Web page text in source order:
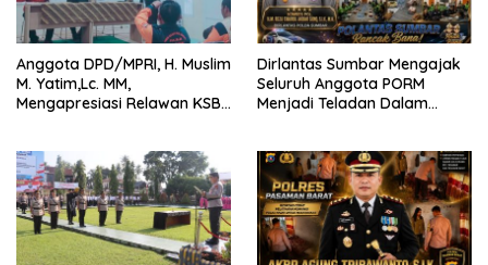
Anggota DPD/MPRI, H. Muslim
M. Yatim,Lc. MM,
Mengapresiasi Relawan KSB
Bencana
Dirlantas Sumbar Mengajak
Seluruh Anggota PORM
Menjadi Teladan Dalam
Perlengkapan Keselamatan
Berkendara